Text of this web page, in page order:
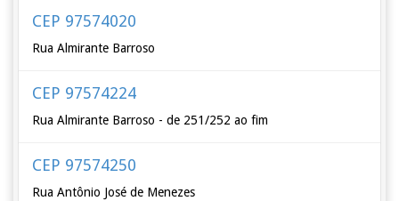
CEP 97574020
Rua Almirante Barroso
CEP 97574224
Rua Almirante Barroso - de 251/252 ao fim
CEP 97574250
Rua Antônio José de Menezes